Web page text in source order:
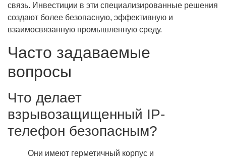
связь. Инвестиции в эти специализированные решения
создают более безопасную, эффективную и
взаимосвязанную промышленную среду.
Часто задаваемые
вопросы
Что делает
взрывозащищенный IP-
телефон безопасным?
Они имеют герметичный корпус и